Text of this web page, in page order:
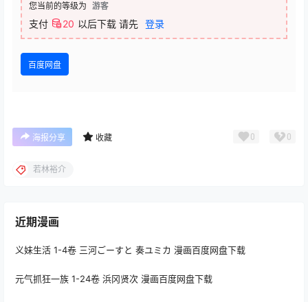
您当前的等级为 游客
支付 20 以后下载 请先 登录
百度网盘
海报分享 收藏 0 0
若林裕介
近期漫画
义妹生活 1-4卷 三河ごーすと 奏ユミカ 漫画百度网盘下载
元气抓狂一族 1-24卷 浜冈贤次 漫画百度网盘下载